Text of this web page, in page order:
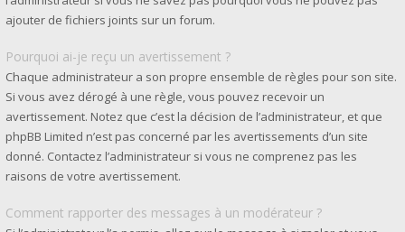
ajouter de fichiers joints sur un forum.
Pourquoi ai-je reçu un avertissement ?
Chaque administrateur a son propre ensemble de règles pour son site.
Si vous avez dérogé à une règle, vous pouvez recevoir un
avertissement. Notez que c’est la décision de l’administrateur, et que
phpBB Limited n’est pas concerné par les avertissements d’un site
donné. Contactez l’administrateur si vous ne comprenez pas les
raisons de votre avertissement.
Comment rapporter des messages à un modérateur ?